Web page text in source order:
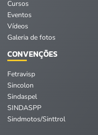
Cursos
Eventos
Vídeos
Galeria de fotos
CONVENÇÕES
Fetravisp
Sincolon
Sindaspel
SINDASPP
Sindmotos/Sinttrol